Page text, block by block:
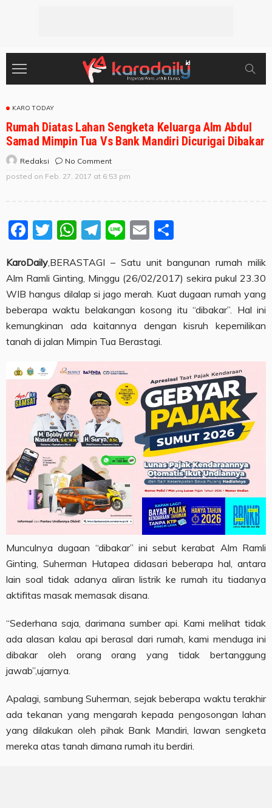
KARO TODAY
Rumah Diatas Lahan Sengketa Keluarga Alm Abdul
Samad Mimpin Tua Vs Bank Mandiri Dicurigai Dibakar
Redaksi
No Comment
posted on Feb. 27, 2017 at 6:53 pm
Facebook
Twitter
WhatsApp
Telegram
LineEmail
KaroDaily ,BERASTAGI – Satu unit bangunan rumah milik
Alm Ramli Ginting, Minggu (26/02/2017) sekira pukul 23.30
WIB hangus dilalap si jago merah. Kuat dugaan rumah yang
beberapa waktu belakangan kosong itu “dibakar”. Hal ini
kemungkinan ada kaitannya dengan kisruh kepemilikan
tanah di jalan Mimpin Tua Berastagi.
Munculnya dugaan “dibakar” ini sebut kerabat Alm Ramli
Ginting, Suherman Hutapea didasari beberapa hal, antara
lain soal tidak adanya aliran listrik ke rumah itu tiadanya
aktifitas masak memasak disana.
“Sederhana saja, darimana sumber api. Kami melihat tidak
ada alasan kalau api berasal dari rumah, kami menduga ini
dibakar oleh orang orang yang tidak bertanggung
jawab”,ujarnya.
Apalagi, sambung Suherman, sejak beberapa waktu terakhir
ada tekanan yang mengarah kepada pengosongan lahan
yang dilakukan oleh pihak Bank Mandiri, lawan sengketa
mereka atas tanah dimana rumah itu berdiri.